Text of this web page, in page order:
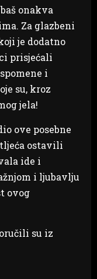
onakva
Za glazbeni
je dodatno
prisjećali
i
su, kroz
jela!
ove posebne
ostavili
ide i
i ljubavlju
ovog
su iz